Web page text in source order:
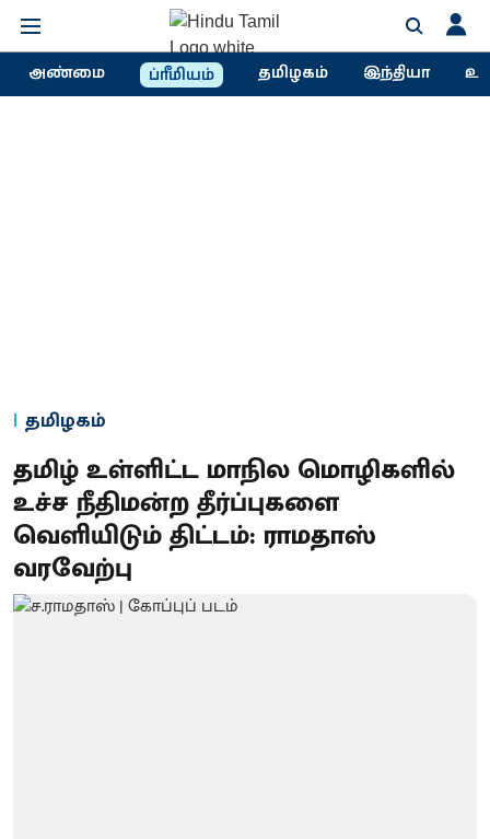
அண்மை ப்ரீமியம் தமிழகம் இந்தியா
தமிழகம்
தமிழ் உள்ளிட்ட மாநில மொழிகளில்
உச்ச நீதிமன்ற தீர்ப்புகளை
வெளியிடும் திட்டம்: ராமதாஸ்
வரவேற்பு